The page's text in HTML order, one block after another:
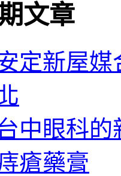
文章
定新屋
中眼科
瘡藥膏